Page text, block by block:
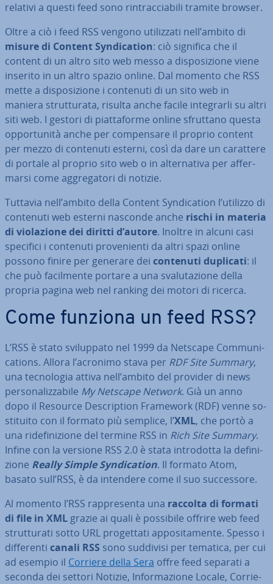
relativi a questi feed sono rin­trac­cia­bi­li tramite browser.
Oltre a ciò i feed RSS vengono uti­liz­za­ti nell’ambito di
misure di Content Syn­di­ca­tion: ciò significa che il
content di un altro sito web messo a di­spo­si­zio­ne viene
inserito in un altro spazio online. Dal momento che RSS
mette a di­spo­si­zio­ne i contenuti di un sito web in
maniera strut­tu­ra­ta, risulta anche facile in­te­grar­li su altri
siti web. I gestori di piat­ta­for­me online sfruttano questa
op­por­tu­ni­tà anche per com­pen­sa­re il proprio content
per mezzo di contenuti esterni, così da dare un carattere
di portale al proprio sito web o in al­ter­na­ti­va per af­fer­
mar­si come ag­gre­ga­to­ri di notizie.
Tuttavia nell’ambito della Content Syn­di­ca­tion l’utilizzo di
contenuti web esterni nasconde anche rischi in materia
di vio­la­zio­ne dei diritti d’autore. Inoltre in alcuni casi
specifici i contenuti pro­ve­nien­ti da altri spazi online
possono finire per generare dei contenuti duplicati: il
che può fa­cil­men­te portare a una sva­lu­ta­zio­ne della
propria pagina web nel ranking dei motori di ricerca.
Come funziona un feed RSS?
L’RSS è stato svi­lup­pa­to nel 1999 da Netscape Com­mu­ni­
ca­tions. Allora l’acronimo stava per RDF Site Summary,
una tec­no­lo­gia attiva nell’ambito del provider di news
per­so­na­liz­za­bi­le My Netscape Network. Già un anno
dopo il Resource De­scrip­tion Framework (RDF) venne so­
sti­tui­to con il formato più semplice, l’XML, che portò a
una ri­de­fi­ni­zio­ne del termine RSS in Rich Site Summary.
Infine con la versione RSS 2.0 è stata in­tro­dot­ta la de­fi­ni­
zio­ne Really Simple Syn­di­ca­tion. Il formato Atom,
basato sull’RSS, è da intendere come il suo suc­ces­so­re.
Al momento l’RSS rap­pre­sen­ta una raccolta di formati
di file in XML grazie ai quali è possibile offrire web feed
strut­tu­ra­ti sotto URL pro­get­ta­ti ap­po­si­ta­men­te. Spesso i
dif­fe­ren­ti canali RSS sono suddivisi per tematica, per cui
ad esempio il Corriere della Sera offre feed separati a
seconda dei settori Notizie, In­for­ma­zio­ne Locale, Cor­rie­